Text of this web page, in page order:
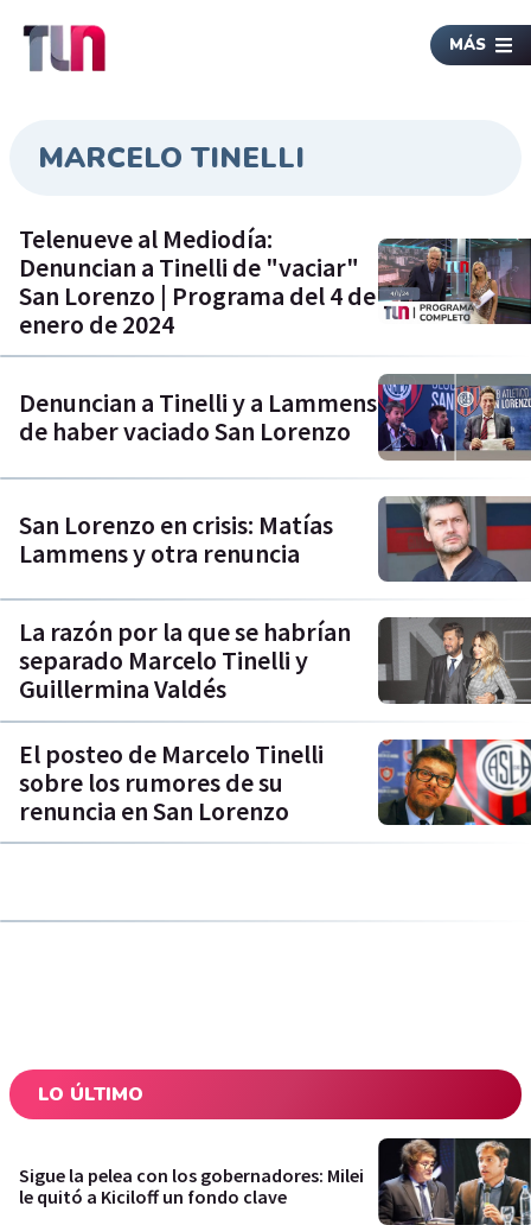
MÁS
MARCELO TINELLI
Telenueve al Mediodía:
Denuncian a Tinelli de "vaciar"
San Lorenzo | Programa del 4 de
enero de 2024
Denuncian a Tinelli y a Lammens
de haber vaciado San Lorenzo
San Lorenzo en crisis: Matías
Lammens y otra renuncia
La razón por la que se habrían
separado Marcelo Tinelli y
Guillermina Valdés
El posteo de Marcelo Tinelli
sobre los rumores de su
renuncia en San Lorenzo
LO ÚLTIMO
Sigue la pelea con los gobernadores: Milei
le quitó a Kiciloff un fondo clave